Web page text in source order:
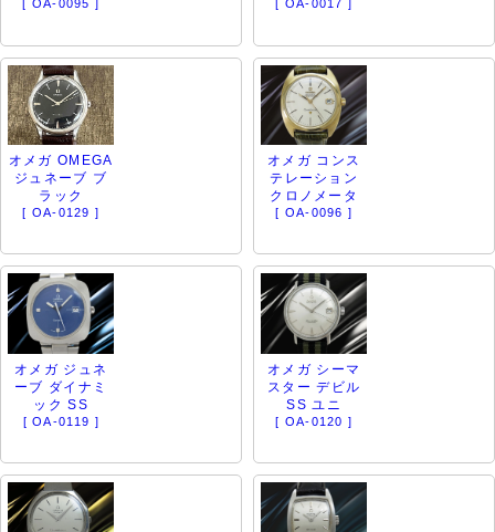
[ OA-0095 ] [ OA-0017 ]
オメガ OMEGA
ジュネーブ ブ
ラック
[ OA-0129 ]
オメガ コンス
テレーション
クロノメータ
[ OA-0096 ]
オメガ ジュネ
ーブ ダイナミ
ック SS
[ OA-0119 ]
オメガ シーマ
スター デビル
SS ユニ
[ OA-0120 ]